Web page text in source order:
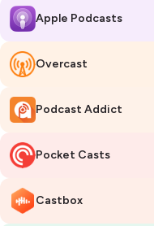
de dire que cette confiance,
entreprises et c’est ce que
voile
En parallèle de développer
d’ancrer un projet sportif de
est des fervents convaincus
première du genre en
de mettre le premier
Hâte de vous faire
Apple Podcasts
Overcast
Podcast Addict
Pocket Casts
Castbox